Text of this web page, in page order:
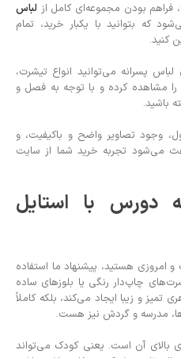
فراهم بودن مجموعه‌ای کامل از لباس
که بتوانید با یکبار خرید، تمام
کنید.
پسرانه می‌توانید انواع تیشرت،
مشاهده کرده و با توجه به فصل و
باشید.
وجود تصاویر واضح و باکیفیت، و
می‌شود تجربه خرید شما از سایت
دورس با استایل
امروزی هستید، پیشنهاد ما استفاده
چاپ‌دار رنگی یا بلوزهای ساده
و زیبا ایجاد می‌کند، بلکه کاملاً
مدرسه و گردش نیز هست.
بالای آن است. یعنی کودک می‌تواند